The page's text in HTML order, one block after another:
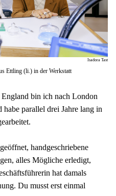
Isadora Tast
Ettling (li.) in der Werkstatt
bin ich nach London
parallel drei Jahre lang in
handgeschriebene
alles Mögliche erledigt,
hat damals
Du musst erst einmal